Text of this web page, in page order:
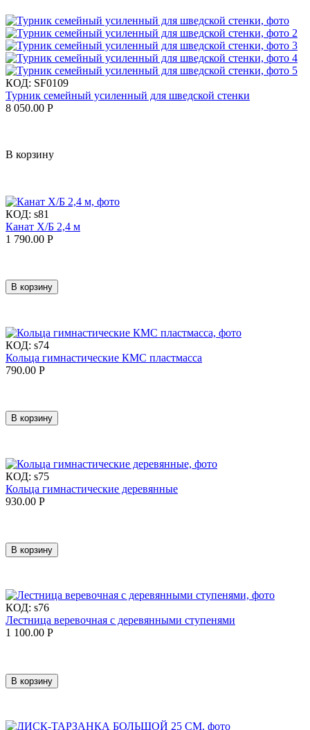
КОД: SF0109
Турник семейный усиленный для шведской стенки
8 050.00 Р
В корзину
КОД: s81
Канат Х/Б 2,4 м
1 790.00 Р
В корзину
КОД: s74
Кольца гимнастические КМС пластмасса
790.00 Р
В корзину
КОД: s75
Кольца гимнастические деревянные
930.00 Р
В корзину
КОД: s76
Лестница веревочная с деревянными ступенями
1 100.00 Р
В корзину